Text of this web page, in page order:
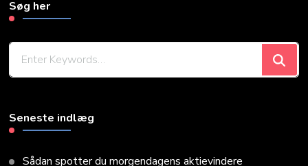
Søg her
Seneste indlæg
Sådan spotter du morgendagens aktievindere